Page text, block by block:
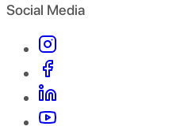
Social Media